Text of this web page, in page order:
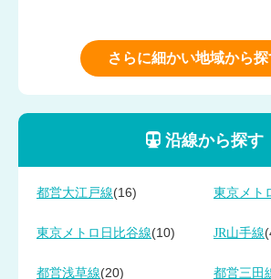
さらに細かい地域から
沿線から探す
都営大江戸線(16) 東京メト
東京メトロ日比谷線(10) JR山手線
都営浅草線(20) 都営三田